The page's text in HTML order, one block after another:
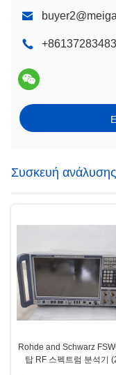
Συσκευή
Rohde and Schwarz
탑 RF 스펙트럼 분석기